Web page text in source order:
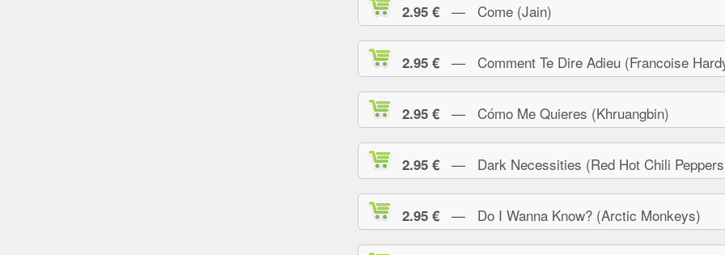
2.95 € — Come (Jain)
2.95 € — Comment Te Dire Adieu (Francoise
2.95 € — Cómo Me Quieres (Khruangbin)
2.95 € — Dark Necessities (Red Hot Chili
2.95 € — Do I Wanna Know? (Arctic Monkeys)